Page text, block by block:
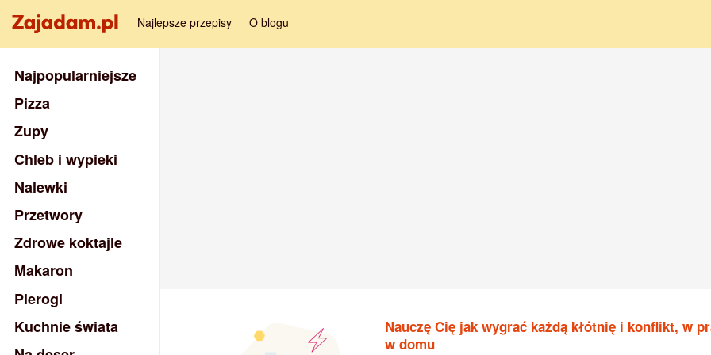
Najlepsze przepisy O blogu
Nauczę Cię jak wygrać każdą kłótnię i konflikt, w
w domu
Najpopularniejsze
Pizza
Zupy
Chleb i wypieki
Nalewki
Przetwory
Zdrowe koktajle
Makaron
Pierogi
Kuchnie świata